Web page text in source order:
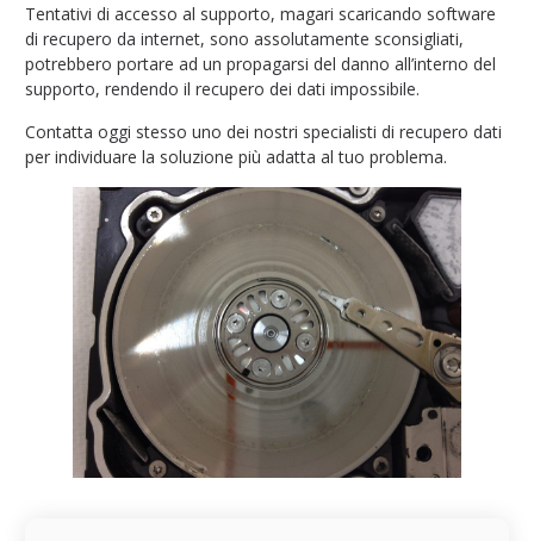
Tentativi di accesso al supporto, magari scaricando software
di recupero da internet, sono assolutamente sconsigliati,
potrebbero portare ad un propagarsi del danno all’interno del
supporto, rendendo il recupero dei dati impossibile.
Contatta oggi stesso uno dei nostri specialisti di recupero dati
per individuare la soluzione più adatta al tuo problema.